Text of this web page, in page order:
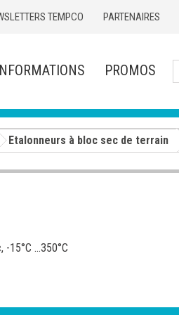
TEMPCO PARTENAIRES
PROMOS
Etalonneurs à bloc sec de terrain
15°C ...350°C